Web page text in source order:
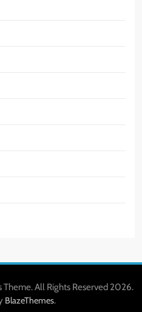
All Rights Reserved 2026.
BlazeThemes.